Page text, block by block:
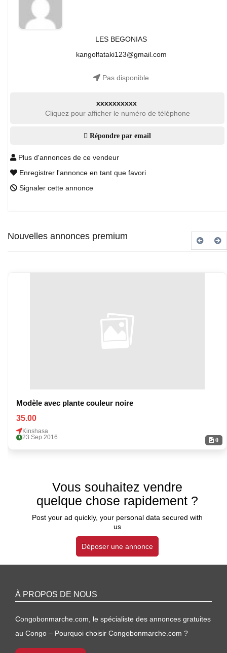
LES BEGONIAS
kangolfataki123@gmail.com
Pas disponible
xxxxxxxxxx
Cliquez pour afficher le numéro de téléphone
Répondre par email
Plus d'annonces de ce vendeur
Enregistrer l'annonce en tant que favori
Signaler cette annonce
Nouvelles annonces premium
0
Modèle avec plante couleur noire
35.00
Kinshasa
23 Sep 2016
Vous souhaitez vendre
quelque chose rapidement ?
Post your ad quickly, your personal data secured with
us
Déposer une annonce
À PROPOS DE NOUS
Congobonmarche.com, le spécialiste des annonces gratuites
au Congo – Pourquoi choisir Congobonmarche.com ?